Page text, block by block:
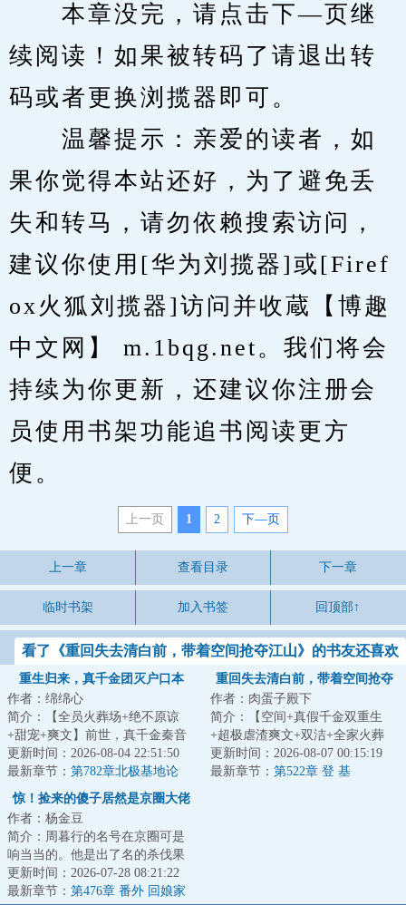
本章没完，请点击下—页继
续阅读！如果被转码了请退出转
码或者更换浏揽器即可。
温馨提示：亲爱的读者，如
果你觉得本站还好，为了避免丢
失和转马，请勿依赖搜索访问，
建议你使用[华为刘揽器]或[Firef
ox火狐刘揽器]访问并收蔵【博趣
中文网】 m.1bqg.net。我们将会
持续为你更新，还建议你注册会
员使用书架功能追书阅读更方
便。
上一页 1 2 下—页
上一章 查看目录 下一章
临时书架 加入书签 回顶部↑
看了《重回失去清白前，带着空间抢夺江山》的书友还喜欢
看
重生归来，真千金团灭户口本
作者：绵绵心
简介：【全员火葬场+绝不原谅
+甜宠+爽文】前世，真千金秦音
认亲回家后拼命讨好付出，渴求
亲情，临死前全...
更新时间：2026-08-04 22:51:50
最新章节： 第782章北极基地论
坛，崔游安有个人密码
重回失去清白前，带着空间抢夺
江山
作者：肉蛋子殿下
简介：【空间+真假千金双重生
+超极虐渣爽文+双洁+全家火葬
场】&lt;br/&gt;【白切黑、貌美绝
伦贵女+禁欲、...
更新时间：2026-08-07 00:15:19
最新章节： 第522章 登 基
惊！捡来的傻子居然是京圈大佬
作者：杨金豆
简介：周暮行的名号在京圈可是
响当当的。他是出了名的杀伐果
断，腹黑无情，在一众兄弟里
面，优秀到让人望...
更新时间：2026-07-28 08:21:22
最新章节： 第476章 番外 回娘家